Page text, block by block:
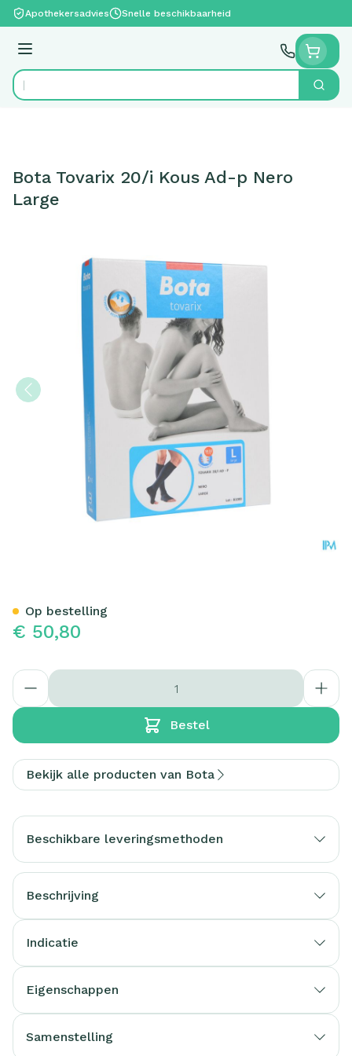
Ga naar de inhoud
Apothekersadvies Snelle beschikbaarheid
Menu
Product, merk, categorie... Zoek
Bota Tovarix 20/i Kous Ad-p Nero
Large
€ 50,80
Aantal
Bestel
Op bestelling
Bekijk alle producten van Bota
Beschikbare leveringsmethoden
Beschrijving
Indicatie
Eigenschappen
Samenstelling